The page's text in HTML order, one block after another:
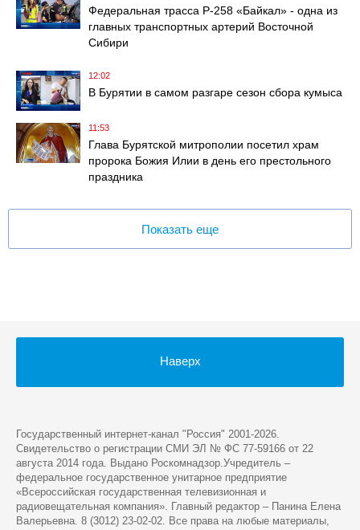
Федеральная трасса Р-258 «Байкал» - одна из
главных транспортных артерий Восточной
Сибири
12:02
В Бурятии в самом разгаре сезон сбора кумыса
11:53
Глава Бурятской митрополии посетил храм
пророка Божия Илии в день его престольного
праздника
Показать еще
Наверх
Государственный интернет-канал "Россия" 2001-2026.
Cвидетельство о регистрации СМИ ЭЛ № ФС 77-59166 от 22
августа 2014 года. Выдано Роскомнадзор.Учредитель –
федеральное государственное унитарное предприятие
«Всероссийская государственная телевизионная и
радиовещательная компания». Главный редактор – Панина Елена
Валерьевна. 8 (3012) 23-02-02. Все права на любые материалы,